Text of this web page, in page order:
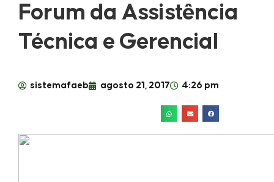
Forum da Assistência
Técnica e Gerencial
sistemafaeb agosto 21, 2017 4:26 pm